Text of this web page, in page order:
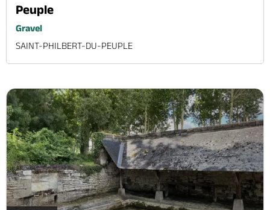
Peuple
Gravel
SAINT-PHILBERT-DU-PEUPLE